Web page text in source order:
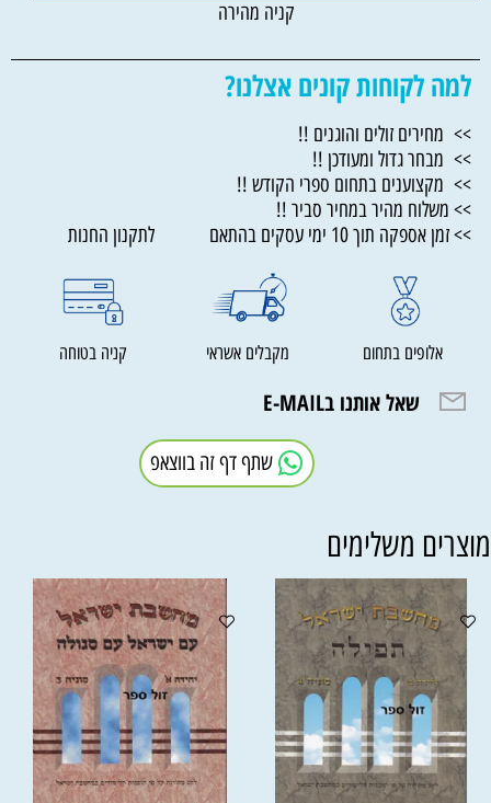
קניה מהירה
למה לקוחות קונים אצלנו?
>> מחירים זולים והוגנים !!
>> מבחר גדול ומעודכן !!
>> מקצוענים בתחום ספרי הקודש !!
>> משלוח מהיר במחיר סביר !!
>> זמן אספקה תוך 10 ימי עסקים בהתאם לתקנון החנות
אלופים בתחום מקבלים אשראי קניה בטוחה
שאל אותנו בE-MAIL
שתף דף זה בווצאפ
משלימים